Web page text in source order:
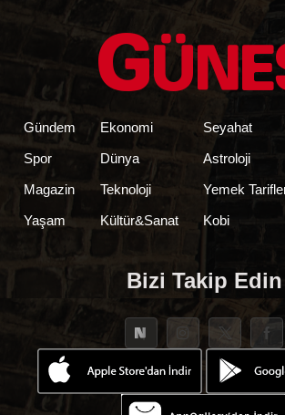
Gündem
Spor
Magazin
Yaşam
Ekonomi
Dünya
Teknoloji
Kültür&Sanat
Seyahat
Astroloji
Yemek
Kobi
Bizi Takip Edin